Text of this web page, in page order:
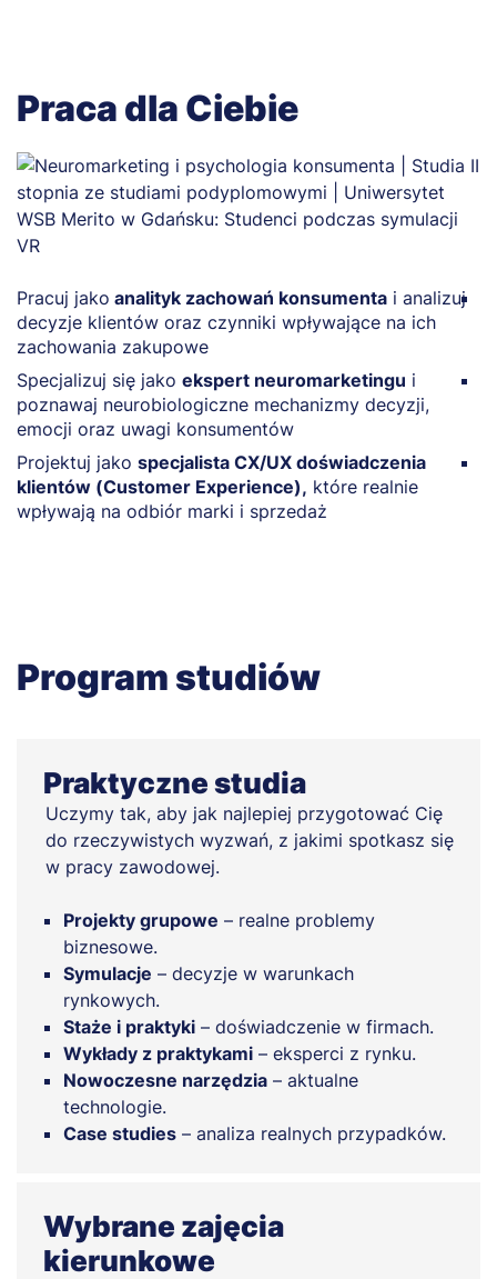
Praca dla Ciebie
Pracuj jako analityk zachowań konsumenta i analizuj
decyzje klientów oraz czynniki wpływające na ich
zachowania zakupowe
Specjalizuj się jako ekspert neuromarketingu i
poznawaj neurobiologiczne mechanizmy decyzji,
emocji oraz uwagi konsumentów
Projektuj jako specjalista CX/UX doświadczenia
klientów (Customer Experience), które realnie
wpływają na odbiór marki i sprzedaż
Program studiów
Praktyczne studia
Uczymy tak, aby jak najlepiej przygotować Cię
do rzeczywistych wyzwań, z jakimi spotkasz się
w pracy zawodowej.
Projekty grupowe – realne problemy
biznesowe.
Symulacje – decyzje w warunkach
rynkowych.
Staże i praktyki – doświadczenie w firmach.
Wykłady z praktykami – eksperci z rynku.
Nowoczesne narzędzia – aktualne
technologie.
Case studies – analiza realnych przypadków.
Wybrane zajęcia
kierunkowe